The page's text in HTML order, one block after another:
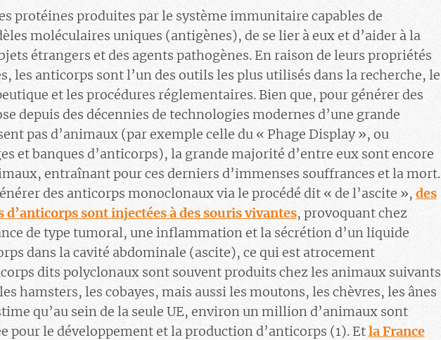
protéines produites par le système immunitaire capables de
moléculaires uniques (antigènes), de se lier à eux et d’aider à la
étrangers et des agents pathogènes. En raison de leurs propriétés
les anticorps sont l’un des outils les plus utilisés dans la recherche, le
et les procédures réglementaires. Bien que, pour générer des
depuis des décennies de technologies modernes d’une grande
pas d’animaux (par exemple celle du « Phage Display », ou
et banques d’anticorps), la grande majorité d’entre eux sont encore
entraînant pour ces derniers d’immenses souffrances et la mort.
des anticorps monoclonaux via le procédé dit « de l’ascite », des
sont injectées à des souris vivantes, provoquant chez
de type tumoral, une inflammation et la sécrétion d’un liquide
dans la cavité abdominale (ascite), ce qui est atrocement
dits polyclonaux sont souvent produits chez les animaux suivants
hamsters, les cobayes, mais aussi les moutons, les chèvres, les ânes
qu’au sein de la seule UE, environ un million d’animaux sont
pour le développement et la production d’anticorps (1). Etla France